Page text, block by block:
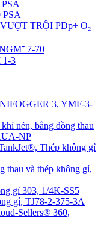
TRỘI PDp+ O₂
7-70
3
3, YMF-3-
nén, bằng đồng thau
NP
Thép không gỉ
thau và thép không gỉ,
gỉ 303, 1/4K-SS5
gỉ, TJ78-2-375-3A
Sellers® 360,